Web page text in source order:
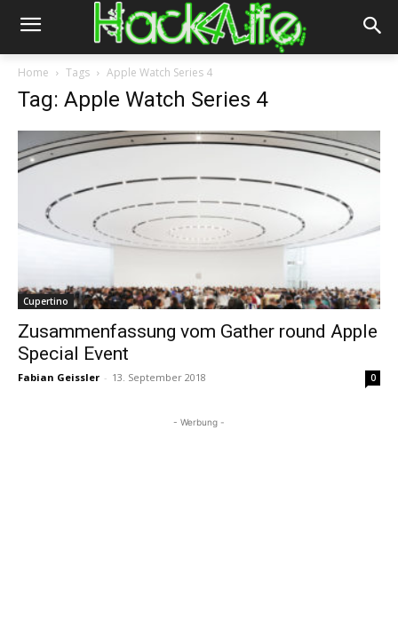
Home Tags Apple Watch Series 4
Tag: Apple Watch Series 4
Cupertino
Zusammenfassung vom Gather round Apple
Special Event
Fabian Geissler - 13. September 2018 0
- Werbung -